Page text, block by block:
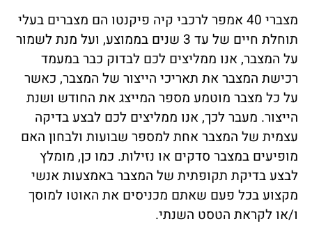
מצברי 40 אמפר לרכבי קיה פיקנטו הם מצברים בעלי
תוחלת חיים של עד 3 שנים בממוצע, ועל מנת לשמור
על המצבר, אנו ממליצים לכם לבדוק כבר במעמד
רכישת המצבר את תאריכי הייצור של המצבר, כאשר
על כל מצבר מוטמע מספר המייצג את החודש ושנת
הייצור. מעבר לכך, אנו ממליצים לכם לבצע בדיקה
עצמית של המצבר אחת למספר שבועות ולבחון האם
מופיעים במצבר סדקים או נזילות. כמו כן, מומלץ
לבצע בדיקת תקופתית של המצבר באמצעות אנשי
מקצוע בכל פעם שאתם מכניסים את האוטו למוסך
ו/או לקראת הטסט השנתי.